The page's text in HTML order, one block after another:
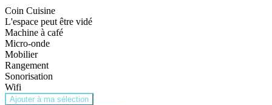
Coin Cuisine
L'espace peut être vidé
Machine à café
Micro-onde
Mobilier
Rangement
Sonorisation
Wifi
Ajouter à ma sélection